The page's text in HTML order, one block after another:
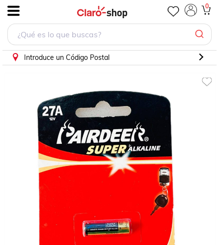
0
Introduce un Código Postal
PILA ALCALINA 27 AMPERS DE 12 VOLTS